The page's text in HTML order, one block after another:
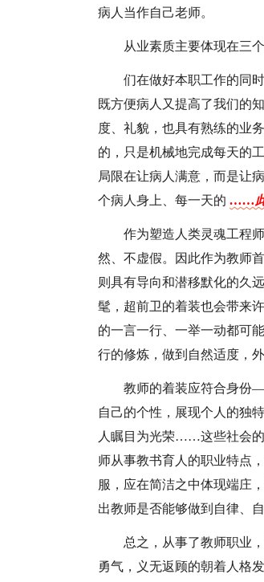
病人当作自己老师。
从业素质主要体现在三
们在做好本职工作的同
既方便病人又提高了我们的
度、礼貌，也具有熟练的业
的，只是机械地完成每天的
局限在让病人满意，而是让
个病人身上、每一天的 ……此
作为塑造人类灵魂工程
然、不虚假。因此作为教师
则具有导向和潜移默化的久
髦，超前卫的着装也会带来
的一言一行、一举一动都可
行的修炼，做到自然适度，
教师的着装应符合身份
自己的个性，展现个人的独
人瞩目为光荣……这些社会的
师从事教书育人的职业特点
服，应在简洁之中体现端庄
出教师是否能够做到自律、
总之，从事了教师职业
勇气，义无返顾的朝着人格